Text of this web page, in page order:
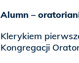
Alumn –
Klerykiem
Kongregacji